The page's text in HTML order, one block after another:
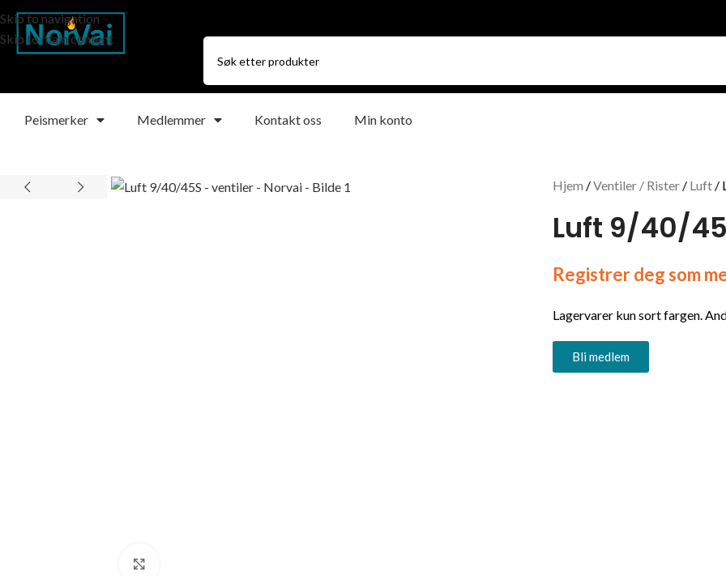
Skip to navigation
Skip to main content
Peismerker Medlemmer Kontakt oss Min konto
Hjem Ventiler / Rister Luft
Luft 9/40/
Registrer deg som
Lagervarer kun sort fargen.
Bli medlem